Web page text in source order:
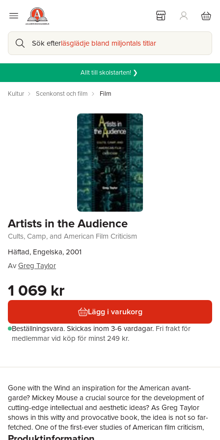
Sök efterläsglädje bland miljontals titlar
Allt till skolstarten! ❯
Kultur Scenkonst och film Film
Artists in the Audience
Cults, Camp, and American Film Criticism
Häftad, Engelska, 2001
AvGreg Taylor
1 069 kr
Lägg i varukorg
Beställningsvara.Skickas inom 3-6 vardagar. Fri frakt för
medlemmar vid köp för minst 249 kr.
Gone with the Wind an inspiration for the American avant-
garde? Mickey Mouse a crucial source for the development of
cutting-edge intellectual and aesthetic ideas? As Greg Taylor
shows in this witty and provocative book, the idea is not so far-
fetched. One of the first-ever studies of American film criticism,
Artists in the Audience shows that film critics, beginning in the